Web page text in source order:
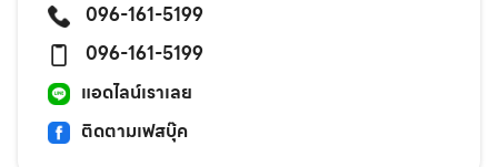
096-161-5199
096-161-5199
แอดไลน์เราเลย
ติดตามเฟสบุ๊ค